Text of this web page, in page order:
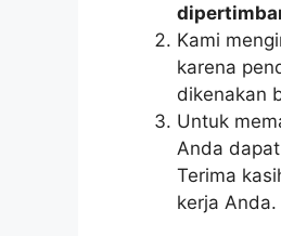
Kami
karena
dikenakan
Untuk
Anda
Terima
kerja Anda.